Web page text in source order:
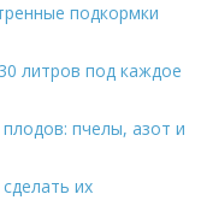
подкормки
литров под каждое
пчелы, азот и
их